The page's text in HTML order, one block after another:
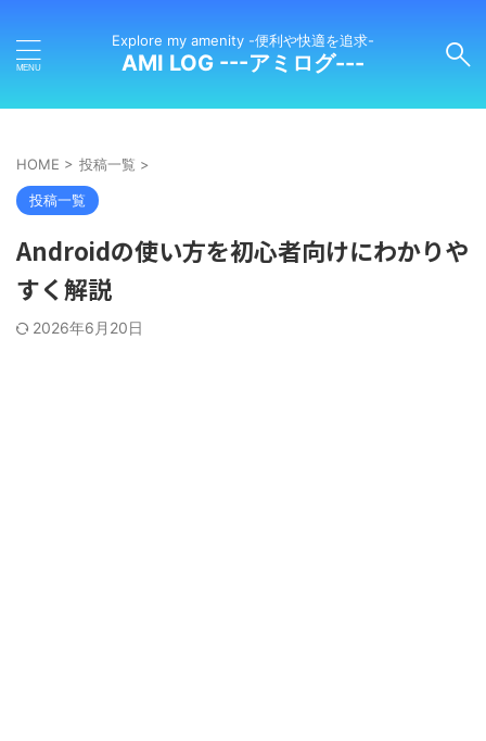
Explore my amenity -便利や快適を追求-
AMI LOG ---アミログ---
HOME > 投稿一覧 >
投稿一覧
Androidの使い方を初心者向けにわかりや
すく解説
2026年6月20日